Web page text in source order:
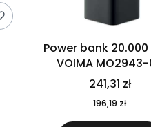
Power bank 20.000
VOIMA
241,31 zł
196,19 zł